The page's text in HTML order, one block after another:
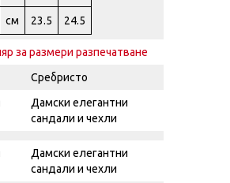
см 23.5 24.5
за размери разпечатване
Сребристо
Дамски елегантни
сандали и чехли
Дамски елегантни
сандали и чехли